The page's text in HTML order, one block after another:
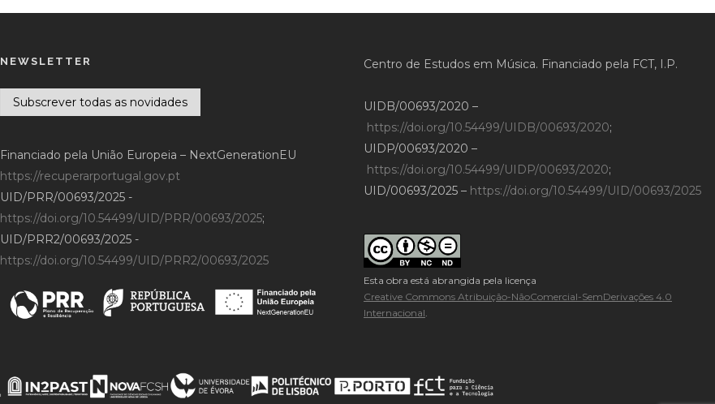
NEWSLETTER
Subscrever todas as novidades
Financiado pela União Europeia – NextGenerationEU
https://recuperarportugal.gov.pt
UID/PRR/00693/2025 -
https://doi.org/10.54499/UID/PRR/00693/2025;
UID/PRR2/00693/2025 -
https://doi.org/10.54499/UID/PRR2/00693/2025
Centro de Estudos em Música. Financiado pela FCT, I.P.
UIDB/00693/2020 –
https://doi.org/10.54499/UIDB/00693/2020;
UIDP/00693/2020 –
https://doi.org/10.54499/UIDP/00693/2020;
UID/00693/2025 – https://doi.org/10.54499/UID/00693/2025
Esta obra está abrangida pela licença
Creative Commons Atribuição-NãoComercial-SemDerivações 4.0
Internacional.